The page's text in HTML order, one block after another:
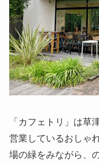
「カフェトリ」は草
営業しているおしゃ
場の緑をみながら、